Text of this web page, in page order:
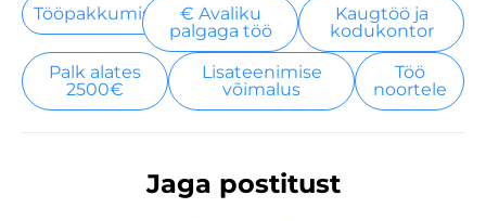
Tööpakkumised
€ Avaliku
palgaga töö
Kaugtöö ja
kodukontor
Palk alates
2500€
Lisateenimise
võimalus
Töö
noortele
Jaga postitust